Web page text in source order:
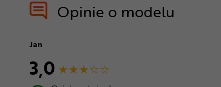
Opinie o modelu
Jan
3,0